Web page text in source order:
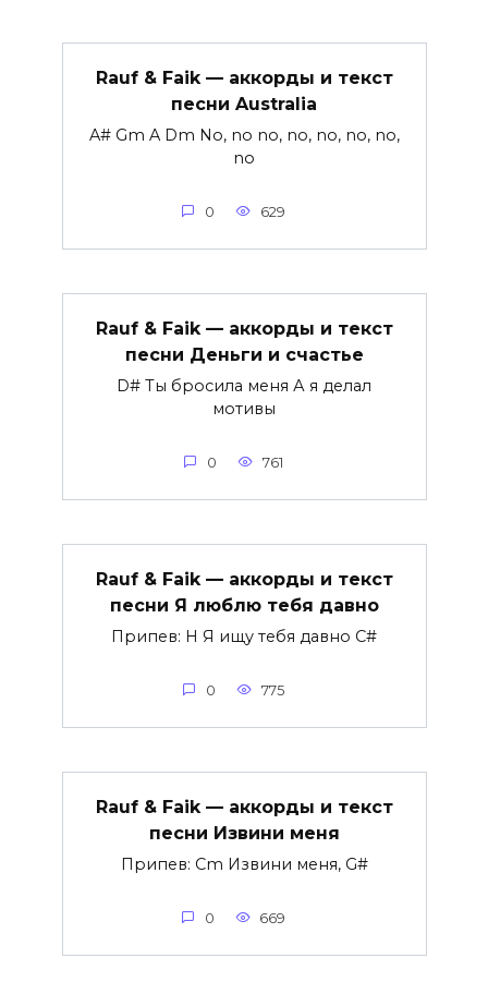
Rauf & Faik — аккорды и текст
песни Australia
A# Gm A Dm No, no no, no, no, no, no,
no
0 629
Rauf & Faik — аккорды и текст
песни Деньги и счастье
D# Ты бросила меня А я делал
мотивы
0 761
Rauf & Faik — аккорды и текст
песни Я люблю тебя давно
Припев: H Я ищу тебя давно C#
0 775
Rauf & Faik — аккорды и текст
песни Извини меня
Припев: Cm Извини меня, G#
0 669